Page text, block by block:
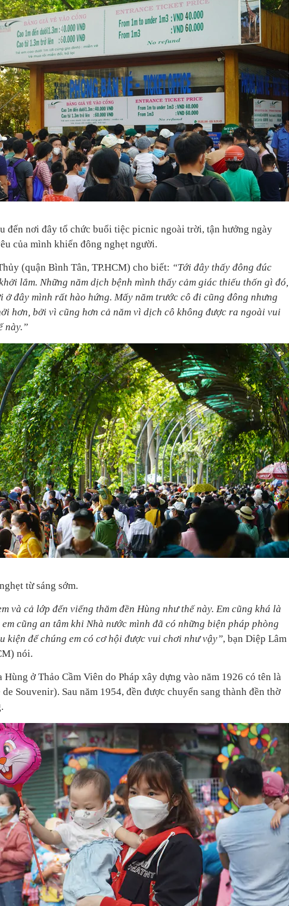
đến nơi đây tổ chức buổi tiệc picnic ngoài trời, tận hưởng ngày
của mình khiến đông nghẹt người.
(quận Bình Tân, TP.HCM) cho biết: “Tới đây thấy đông đúc
lắm. Những năm dịch bệnh mình thấy cảm giác thiếu thốn gì đó,
ở đây mình rất hào hứng. Mấy năm trước cô đi cũng đông nhưng
hơn, bởi vì cũng hơn cả năm vì dịch cô không được ra ngoài vui
này.”
từ sáng sớm.
và cả lớp đến viếng thăm đền Hùng như thế này. Em cũng khá là
cũng an tâm khi Nhà nước mình đã có những biện pháp phòng
kiện để chúng em có cơ hội được vui chơi như vậy”, bạn Diệp Lâm
nói.
ở Thảo Cầm Viên do Pháp xây dựng vào năm 1926 có tên là
Souvenir). Sau năm 1954, đền được chuyển sang thành đền thờ